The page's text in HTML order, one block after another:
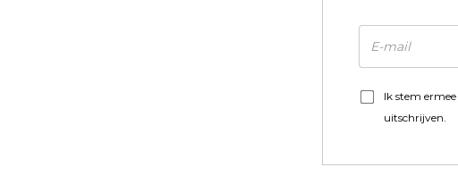
Ik stem
uitschrijven.